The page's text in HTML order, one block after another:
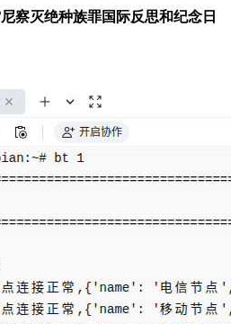
察灭绝种族罪国际反思和纪念日